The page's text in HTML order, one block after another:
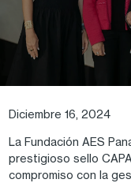
Diciembre 16, 2024
La Fundación AES
prestigioso sello
compromiso con la